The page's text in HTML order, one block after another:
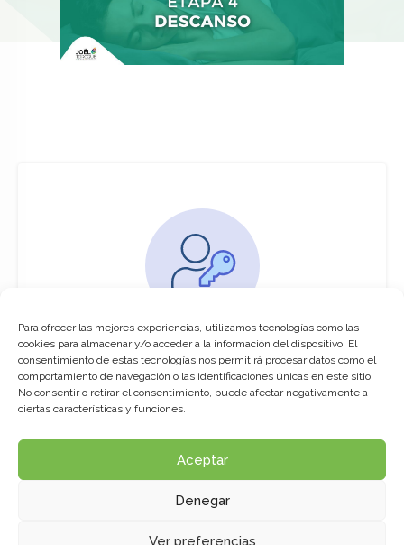
Para ofrecer las mejores experiencias, utilizamos tecnologías como las
cookies para almacenar y/o acceder a la información del dispositivo. El
consentimiento de estas tecnologías nos permitirá procesar datos como el
comportamiento de navegación o las identificaciones únicas en este sitio.
No consentir o retirar el consentimiento, puede afectar negativamente a
ciertas características y funciones.
Aceptar
Denegar
Ver preferencias
You must be logged in to access this
course
This course is only available for registered
Click here to login